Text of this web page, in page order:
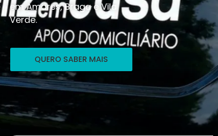
em Amares, Braga e Vila
Verde.
QUERO SABER MAIS